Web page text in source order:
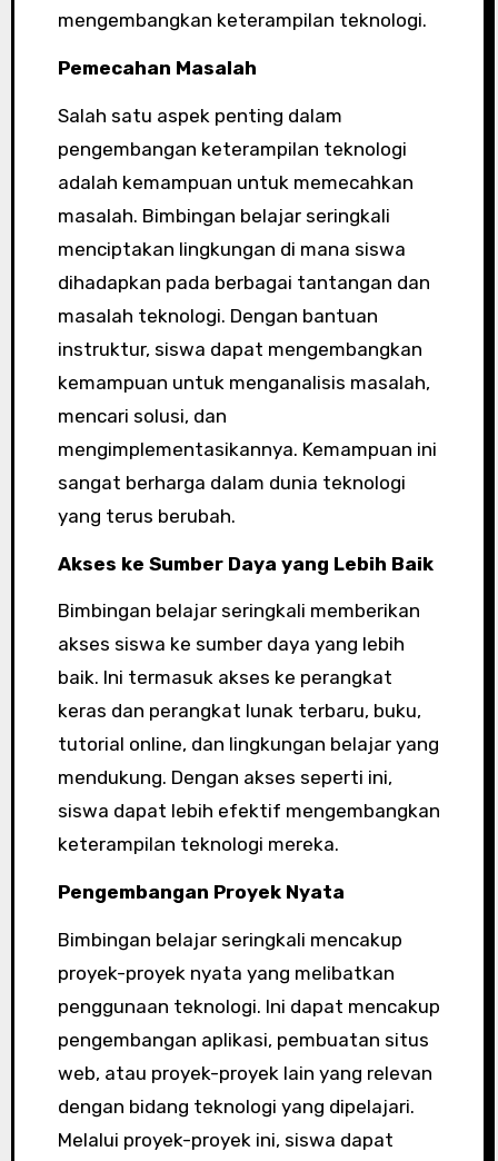
mengembangkan keterampilan teknologi.
Pemecahan Masalah
Salah satu aspek penting dalam
pengembangan keterampilan teknologi
adalah kemampuan untuk memecahkan
masalah. Bimbingan belajar seringkali
menciptakan lingkungan di mana siswa
dihadapkan pada berbagai tantangan dan
masalah teknologi. Dengan bantuan
instruktur, siswa dapat mengembangkan
kemampuan untuk menganalisis masalah,
mencari solusi, dan
mengimplementasikannya. Kemampuan ini
sangat berharga dalam dunia teknologi
yang terus berubah.
Akses ke Sumber Daya yang Lebih Baik
Bimbingan belajar seringkali memberikan
akses siswa ke sumber daya yang lebih
baik. Ini termasuk akses ke perangkat
keras dan perangkat lunak terbaru, buku,
tutorial online, dan lingkungan belajar yang
mendukung. Dengan akses seperti ini,
siswa dapat lebih efektif mengembangkan
keterampilan teknologi mereka.
Pengembangan Proyek Nyata
Bimbingan belajar seringkali mencakup
proyek-proyek nyata yang melibatkan
penggunaan teknologi. Ini dapat mencakup
pengembangan aplikasi, pembuatan situs
web, atau proyek-proyek lain yang relevan
dengan bidang teknologi yang dipelajari.
Melalui proyek-proyek ini, siswa dapat